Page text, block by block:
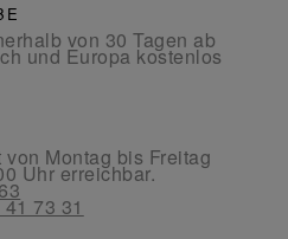
von 30 Tagen ab
und Europa kostenlos
Montag bis Freitag
Uhr erreichbar.
73 31